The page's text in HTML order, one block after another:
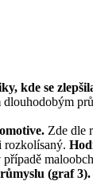
kde se
Zde dle
rozkolísaný.
(graf 3).